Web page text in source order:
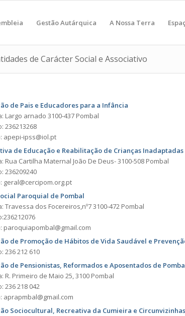
Gestão Autárquica A Nossa Terra
de Carácter Social e Associativo
de Pais e Educadores para a Infância
Largo arnado 3100-437 Pombal
236213268
apepi-ipss@iol.pt
de Educação e Reabilitação de Crianças Inadaptadas
Rua Cartilha Maternal João De Deus- 3100-508
236209240
geral@cercipom.org.pt
Paroquial de Pombal
Travessa dos Focereiros,nº7 3100-472 Pombal
paroquiapombal@gmail.com
de Promoção de Hábitos de Vida Saudável e
236 212 610
de Pensionistas, Reformados e Aposentados de
R. Primeiro de Maio 25, 3100 Pombal
236 218 042
aprapmbal@gmail.com
Sociocultural, Recreativa da Cumieira e Circunvizinhas